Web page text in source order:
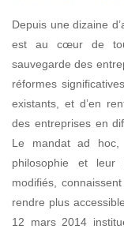
Depuis une dizaine
est au cœur de
sauvegarde des
réformes
existants, et d’en
des entreprises en
Le mandat ad
philosophie et leur
modifiés,
rendre plus
12 mars 2014